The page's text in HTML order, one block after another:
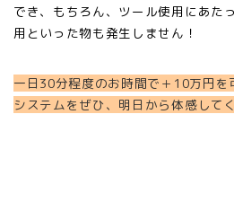
でき、もちろん、ツール使用にあた
用といった物も発生しません！
一日30分程度のお時間で＋10万円を
システムをぜひ、明日から体感して